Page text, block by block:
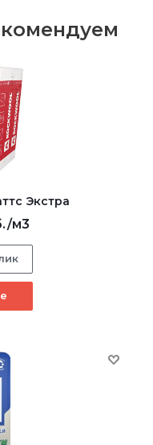
Экстра
/м3